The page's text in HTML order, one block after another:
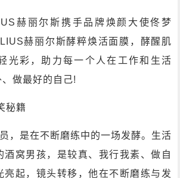
赫丽尔斯携手品牌焕颜大使佟梦
赫丽尔斯酵粹焕活面膜，酵醒肌
光彩，助力每一个人在工作和生活
做最好的自己!
籍
是在不断磨练中的一场发酵。生活
酒窝男孩，是较真、我行我素、做自
亮起，镜头转移，他在不断磨练与发